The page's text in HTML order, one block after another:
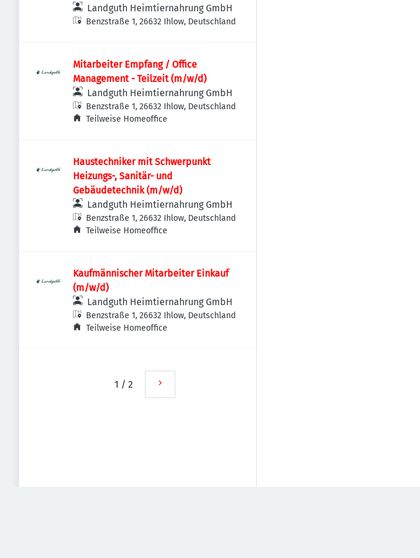
Landguth Heimtiernahrung GmbH
Benzstraße 1, 26632 Ihlow, Deutschland
Mitarbeiter Empfang / Office
Management - Teilzeit (m/w/d)
Landguth Heimtiernahrung GmbH
Benzstraße 1, 26632 Ihlow, Deutschland
Teilweise Homeoffice
Haustechniker mit Schwerpunkt
Heizungs-, Sanitär- und
Gebäudetechnik (m/w/d)
Landguth Heimtiernahrung GmbH
Benzstraße 1, 26632 Ihlow, Deutschland
Teilweise Homeoffice
Kaufmännischer Mitarbeiter Einkauf
(m/w/d)
Landguth Heimtiernahrung GmbH
Benzstraße 1, 26632 Ihlow, Deutschland
Teilweise Homeoffice
1 / 2